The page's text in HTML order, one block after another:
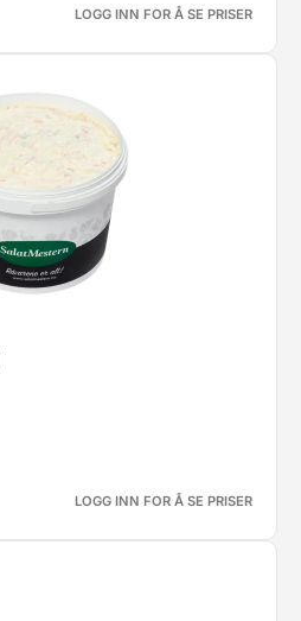
LOGG INN FOR Å SE PRISER
LOGG INN FOR Å SE PRISER